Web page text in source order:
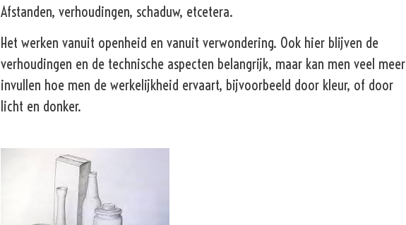
Afstanden, verhoudingen, schaduw, etcetera.
Het werken vanuit openheid en vanuit verwondering. Ook hier blijven de
verhoudingen en de technische aspecten belangrijk, maar kan men veel meer
invullen hoe men de werkelijkheid ervaart, bijvoorbeeld door kleur, of door
licht en donker.